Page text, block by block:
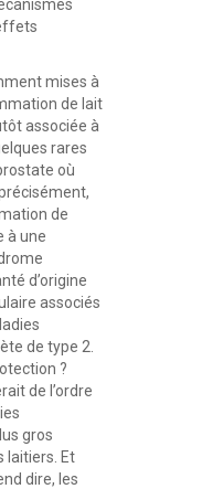
mises à
de lait
associée à
rares
où
de
à une
d’origine
associés
de type 2.
?
de l’ordre
gros
laitiers. Et
dire, les